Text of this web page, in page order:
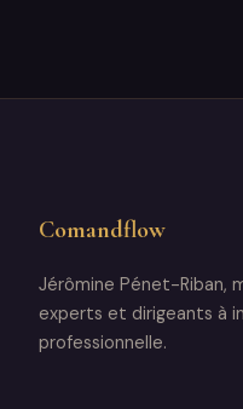
Comandflow
Jérômine Pénet-Riban,
experts et dirigeants à
professionnelle.